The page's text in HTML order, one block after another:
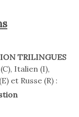
TRILINGUES
Italien (I),
et Russe (R) :